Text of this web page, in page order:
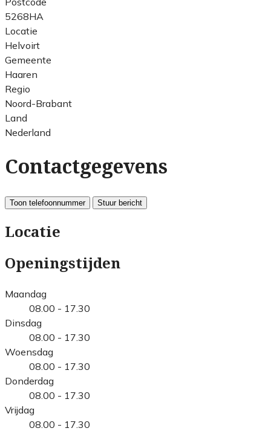
5268HA
Locatie
Helvoirt
Gemeente
Haaren
Regio
Noord-Brabant
Land
Nederland
Contactgegevens
Toon telefoonnummer Stuur bericht
Locatie
Openingstijden
Maandag
08.00 - 17.30
Dinsdag
08.00 - 17.30
Woensdag
08.00 - 17.30
Donderdag
08.00 - 17.30
Vrijdag
08.00 - 17.30